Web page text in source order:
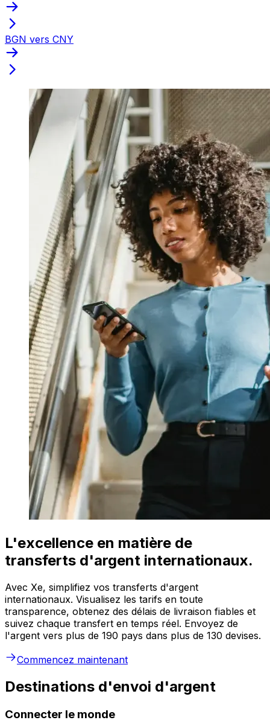
BGN vers CNY
L'excellence en matière de
transferts d'argent internationaux.
Avec Xe, simplifiez vos transferts d'argent
internationaux. Visualisez les tarifs en toute
transparence, obtenez des délais de livraison fiables et
suivez chaque transfert en temps réel. Envoyez de
l'argent vers plus de 190 pays dans plus de 130 devises.
Commencez maintenant
Destinations d'envoi d'argent
Connecter le monde